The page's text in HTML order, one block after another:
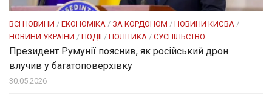
ВСІ НОВИНИ / ЕКОНОМІКА / ЗА КОРДОНОМ / НОВИНИ КИЄВА /
НОВИНИ УКРАЇНИ / ПОДІЇ/ ПОЛІТИКА / СУСПІЛЬСТВО
Президент Румунії пояснив, як російський дрон
влучив у багатоповерхівку
30.05.2026